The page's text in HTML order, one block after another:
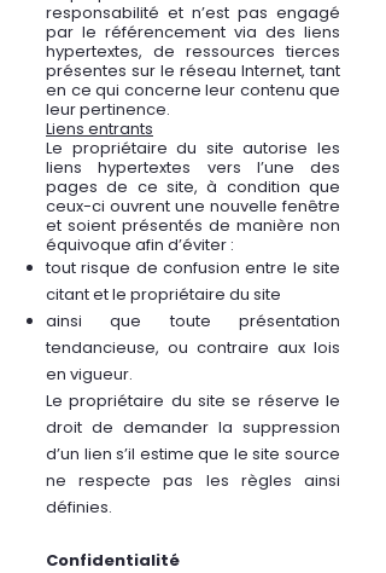
responsabilité et n’est pas engagé
par le référencement via des liens
hypertextes, de ressources tierces
présentes sur le réseau Internet, tant
en ce qui concerne leur contenu que
leur pertinence.
Liens entrants
Le propriétaire du site autorise les
liens hypertextes vers l’une des
pages de ce site, à condition que
ceux-ci ouvrent une nouvelle fenêtre
et soient présentés de manière non
équivoque afin d’éviter :
tout risque de confusion entre le site
citant et le propriétaire du site
ainsi que toute présentation
tendancieuse, ou contraire aux lois
en vigueur.
Le propriétaire du site se réserve le
droit de demander la suppression
d’un lien s’il estime que le site source
ne respecte pas les règles ainsi
définies.
Confidentialité